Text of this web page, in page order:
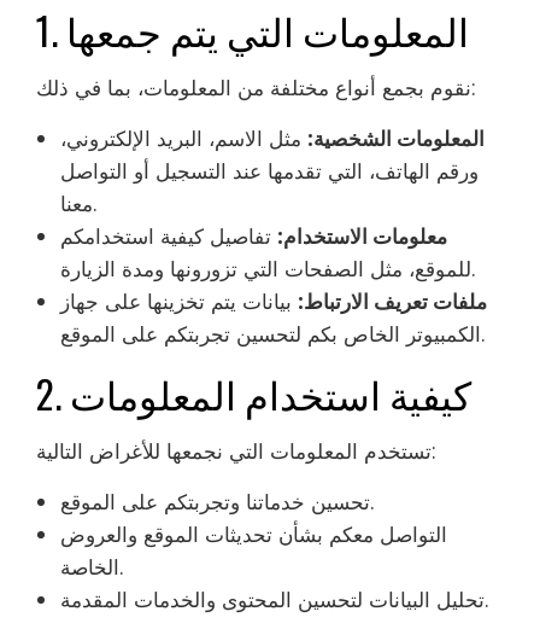
1. المعلومات التي يتم جمعها
نقوم بجمع أنواع مختلفة من المعلومات، بما في ذلك:
المعلومات الشخصية: مثل الاسم، البريد الإلكتروني،
ورقم الهاتف، التي تقدمها عند التسجيل أو التواصل
معنا.
معلومات الاستخدام: تفاصيل كيفية استخدامكم
للموقع، مثل الصفحات التي تزورونها ومدة الزيارة.
ملفات تعريف الارتباط: بيانات يتم تخزينها على جهاز
الكمبيوتر الخاص بكم لتحسين تجربتكم على الموقع.
2. كيفية استخدام المعلومات
تستخدم المعلومات التي نجمعها للأغراض التالية:
تحسين خدماتنا وتجربتكم على الموقع.
التواصل معكم بشأن تحديثات الموقع والعروض
الخاصة.
تحليل البيانات لتحسين المحتوى والخدمات المقدمة.